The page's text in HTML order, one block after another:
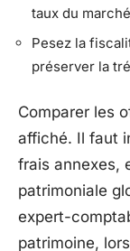
taux du
Pesez la
préserver la
Comparer les
affiché. Il faut
frais annexes,
patrimoniale
expert-
patrimoine,